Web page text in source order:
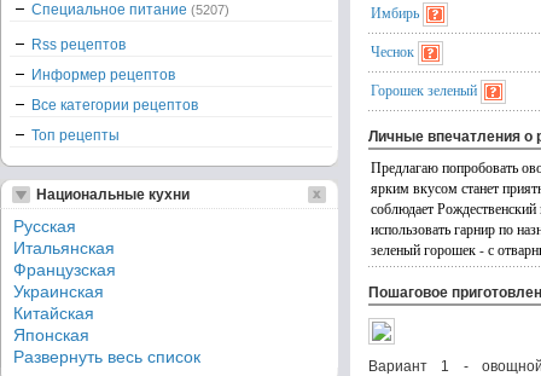
Имбирь
Чеснок
Горошек зеленый
Личные впечатления о
Предлагаю попробовать
ярким вкусом станет
соблюдает
использовать гарнир по
зеленый горошек - с
Пошаговое
Вариант 1 -
Специальное питание (5207)
Rss рецептов
Информер рецептов
Все категории рецептов
Топ рецепты
Национальные кухни
Русская
Итальянская
Французская
Украинская
Китайская
Японская
Развернуть весь список